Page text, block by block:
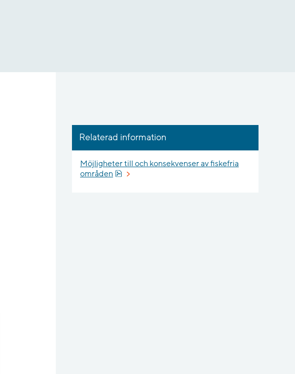
Relaterad information
Möjligheter till och konsekvenser av fiskefria
områden
Pdf, 1.4 MB, öppnas i nytt fönster.